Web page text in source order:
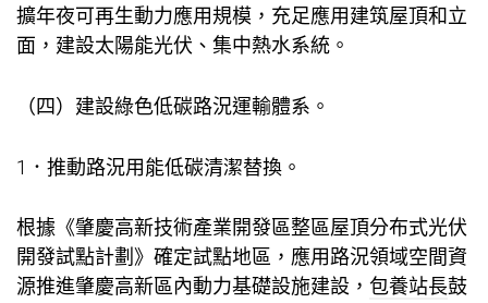
擴年夜可再生動力應用規模，充足應用建筑屋頂和立
面，建設太陽能光伏、集中熱水系統。
（四）建設綠色低碳路況運輸體系。
1．推動路況用能低碳清潔替換。
根據《肇慶高新技術產業開發區整區屋頂分布式光伏
開發試點計劃》確定試點地區，應用路況領域空間資
源推進肇慶高新區內動力基礎設施建設， 包養站長鼓